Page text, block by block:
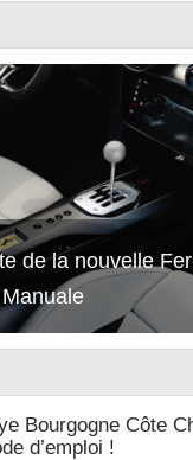
de la nouvelle
Taycan MY27
Bourgogne Côte
d’emploi !